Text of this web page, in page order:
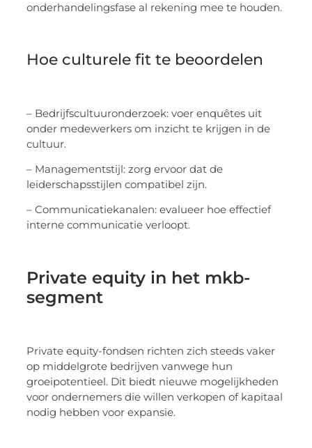
onderhandelingsfase al rekening mee te houden.
Hoe culturele fit te beoordelen
– Bedrijfscultuuronderzoek: voer enquêtes uit
onder medewerkers om inzicht te krijgen in de
cultuur.
– Managementstijl: zorg ervoor dat de
leiderschapsstijlen compatibel zijn.
– Communicatiekanalen: evalueer hoe effectief
interne communicatie verloopt.
Private equity in het mkb-
segment
Private equity-fondsen richten zich steeds vaker
op middelgrote bedrijven vanwege hun
groeipotentieel. Dit biedt nieuwe mogelijkheden
voor ondernemers die willen verkopen of kapitaal
nodig hebben voor expansie.